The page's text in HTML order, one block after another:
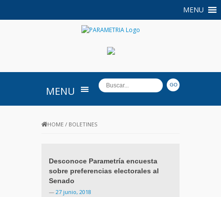
MENU
PARAMETRIA
MENU
HOME / BOLETINES
Desconoce Parametría encuesta
sobre preferencias electorales al
Senado
— 27 junio, 2018